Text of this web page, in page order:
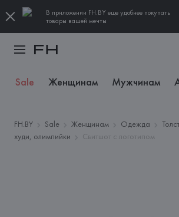
В приложении FH.BY еще удобнее покупать
товары вашей мечты
Sale Женщинам Мужчинам
FH.BY Sale Женщинам Одежда
худи, олимпийки
Свитшот с логотипом